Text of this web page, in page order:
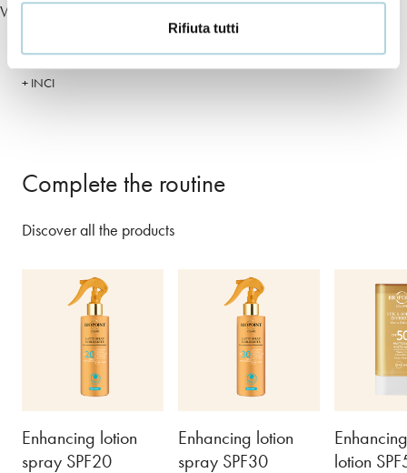
Rifiuta tutti
Walnut
+ INCI
Complete the routine
Discover all the products
Enhancing lotion
spray SPF20
Enhancing lotion
spray SPF30
lotion